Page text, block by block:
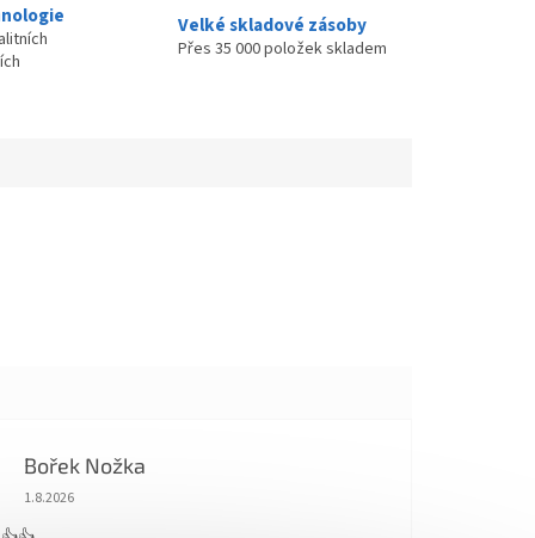
Velké skladové zásoby
Přes 35 000 položek skladem
Bořek Nožka
Hodnocení obchodu je 5 z 5 hvězdiček.
1.8.2026